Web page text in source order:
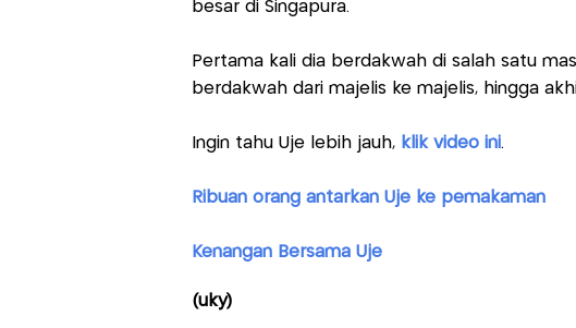
besar di Singapura.
Pertama kali dia berdakwah di salah satu
berdakwah dari majelis ke majelis, hingga
Ingin tahu Uje lebih jauh, klik video ini.
Ribuan orang antarkan Uje ke pemakaman
Kenangan Bersama Uje
(uky)